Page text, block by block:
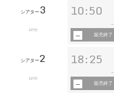
シアター 3
127分
10:50
~
販売終了
シアター2
127分
18:25
~
販売終了